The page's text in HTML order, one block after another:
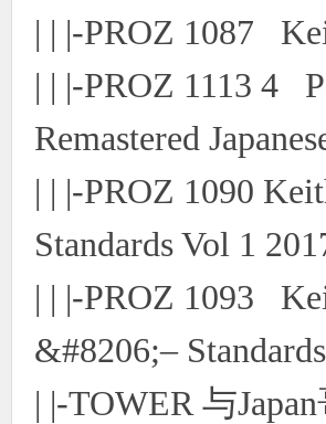
| | |-PROZ 1087
| | |-PROZ 1113 4
Remastered
| | |-PROZ 1090
Standards Vol 1
| | |-PROZ 1093
&#8206;–
| |-TOWER 与